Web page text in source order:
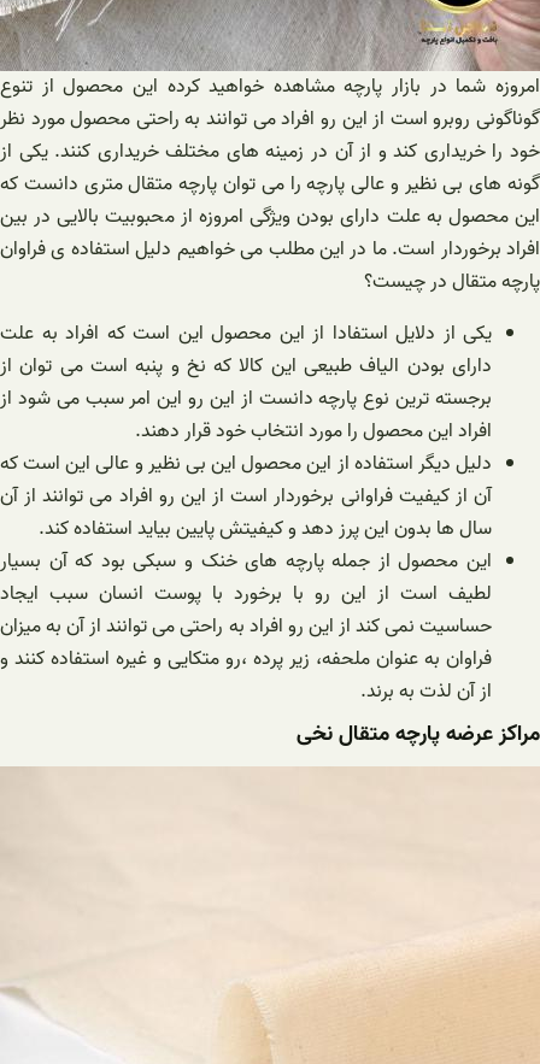
امروزه شما در بازار پارچه مشاهده خواهید کرده این محصول از تنوع
گوناگونی روبرو است از این رو افراد می توانند به راحتی محصول مورد نظر
خود را خریداری کند و از آن در زمینه های مختلف خریداری کنند. یکی از
گونه های بی نظیر و عالی پارچه را می توان پارچه متقال متری دانست که
این محصول به علت دارای بودن ویژگی امروزه از محبوبیت بالایی در بین
افراد برخوردار است. ما در این مطلب می خواهیم دلیل استفاده ی فراوان
پارچه متقال در چیست؟
یکی از دلایل استفادا از این محصول این است که افراد به علت
دارای بودن الیاف طبیعی این کالا که نخ و پنبه است می توان از
برجسته ترین نوع پارچه دانست از این رو این امر سبب می شود از
افراد این محصول را مورد انتخاب خود قرار دهند.
دلیل دیگر استفاده از این محصول این بی نظیر و عالی این است که
آن از کیفیت فراوانی برخوردار است از این رو افراد می توانند از آن
سال ها بدون این پرز دهد و کیفیتش پایین بیاید استفاده کند.
این محصول از جمله پارچه های خنک و سبکی بود که آن بسیار
لطیف است از این رو با برخورد با پوست انسان سبب ایجاد
حساسیت نمی کند از این رو افراد به راحتی می توانند از آن به میزان
فراوان به عنوان ملحفه، زیر پرده ،رو متکایی و غیره استفاده کنند و
از آن لذت به برند.
مراکز عرضه پارچه متقال نخی